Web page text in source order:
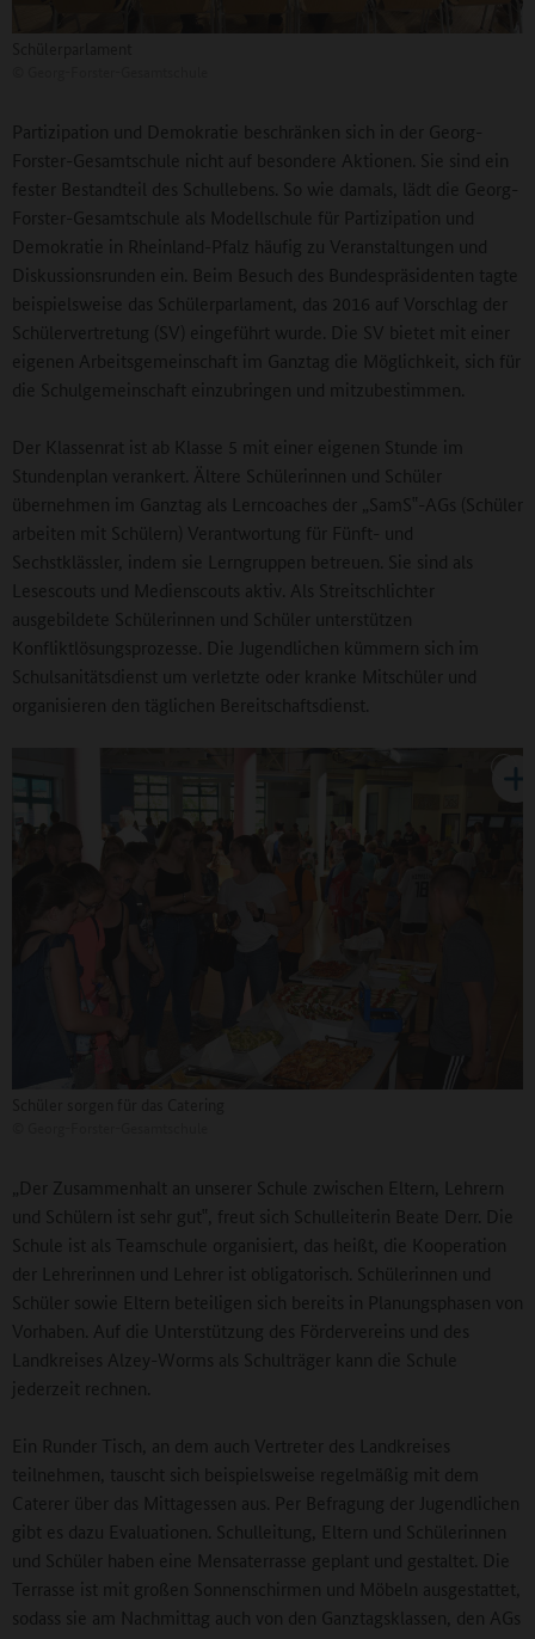
Partizipation und Demokratie beschränken sich in der Georg-
Forster-Gesamtschule nicht auf besondere Aktionen. Sie sind ein
fester Bestandteil des Schullebens. So wie damals, lädt die Georg-
Forster-Gesamtschule als Modellschule für Partizipation und
Demokratie in Rheinland-Pfalz häufig zu Veranstaltungen und
Diskussionsrunden ein. Beim Besuch des Bundespräsidenten tagte
beispielsweise das Schülerparlament, das 2016 auf Vorschlag der
Schülervertretung (SV) eingeführt wurde. Die SV bietet mit einer
eigenen Arbeitsgemeinschaft im Ganztag die Möglichkeit, sich für
die Schulgemeinschaft einzubringen und mitzubestimmen.
Der Klassenrat ist ab Klasse 5 mit einer eigenen Stunde im
Stundenplan verankert. Ältere Schülerinnen und Schüler
übernehmen im Ganztag als Lerncoaches der „SamS‟-AGs (Schüler
arbeiten mit Schülern) Verantwortung für Fünft- und
Sechstklässler, indem sie Lerngruppen betreuen. Sie sind als
Lesescouts und Medienscouts aktiv. Als Streitschlichter
ausgebildete Schülerinnen und Schüler unterstützen
Konfliktlösungsprozesse. Die Jugendlichen kümmern sich im
Schulsanitätsdienst um verletzte oder kranke Mitschüler und
organisieren den täglichen Bereitschaftsdienst.
„Der Zusammenhalt an unserer Schule zwischen Eltern, Lehrern
und Schülern ist sehr gut‟, freut sich Schulleiterin Beate Derr. Die
Schule ist als Teamschule organisiert, das heißt, die Kooperation
der Lehrerinnen und Lehrer ist obligatorisch. Schülerinnen und
Schüler sowie Eltern beteiligen sich bereits in Planungsphasen von
Vorhaben. Auf die Unterstützung des Fördervereins und des
Landkreises Alzey-Worms als Schulträger kann die Schule
jederzeit rechnen.
Ein Runder Tisch, an dem auch Vertreter des Landkreises
teilnehmen, tauscht sich beispielsweise regelmäßig mit dem
Caterer über das Mittagessen aus. Per Befragung der Jugendlichen
gibt es dazu Evaluationen. Schulleitung, Eltern und Schülerinnen
und Schüler haben eine Mensaterrasse geplant und gestaltet. Die
Terrasse ist mit großen Sonnenschirmen und Möbeln ausgestattet,
sodass sie am Nachmittag auch von den Ganztagsklassen, den AGs